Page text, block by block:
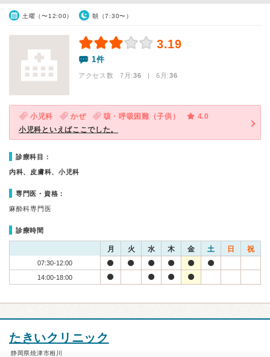
土曜（〜12:00） 朝（7:30〜）
3.19
1件
アクセス数 7月:36 | 6月:36
小児科 かぜ 咳・呼吸困難（子供）
4.0
小児科といえばここでした。
診療科目：
内科、皮膚科、小児科
専門医・資格：
麻酔科専門医
診療時間
月 火 水 木 金 土 日 祝
07:30-12:00
14:00-18:00
たきいクリニック
静岡県焼津市相川